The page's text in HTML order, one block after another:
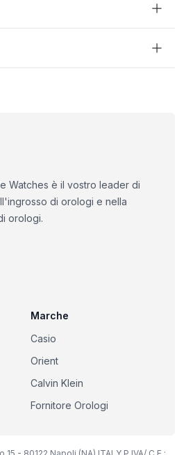
Watches è il vostro leader di
di orologi e nella
orologi.
Marche
Casio
Orient
Calvin Klein
Fornitore Orologi